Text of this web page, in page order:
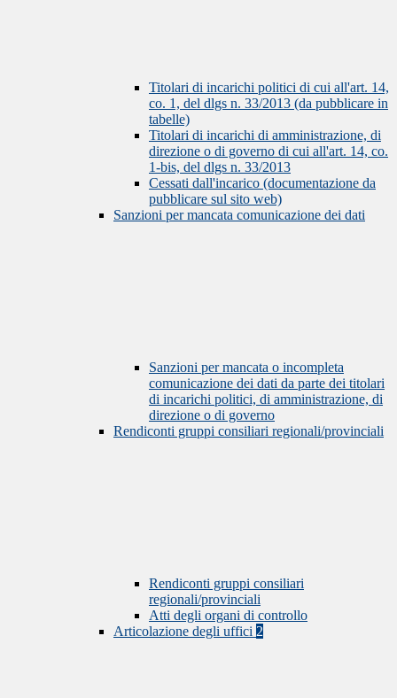
Titolari di incarichi politici di cui all'art. 14,
co. 1, del dlgs n. 33/2013 (da pubblicare in
tabelle)
Titolari di incarichi di amministrazione, di
direzione o di governo di cui all'art. 14, co.
1-bis, del dlgs n. 33/2013
Cessati dall'incarico (documentazione da
pubblicare sul sito web)
Sanzioni per mancata comunicazione dei dati
Sanzioni per mancata o incompleta
comunicazione dei dati da parte dei titolari
di incarichi politici, di amministrazione, di
direzione o di governo
Rendiconti gruppi consiliari regionali/provinciali
Rendiconti gruppi consiliari
regionali/provinciali
Atti degli organi di controllo
Articolazione degli uffici 2